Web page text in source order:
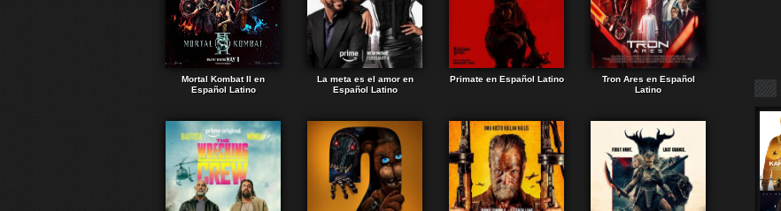
Mortal Kombat II en
Español Latino
La meta es el amor en
Español Latino
Primate en Español Latino
Tron Ares en Español
Latino